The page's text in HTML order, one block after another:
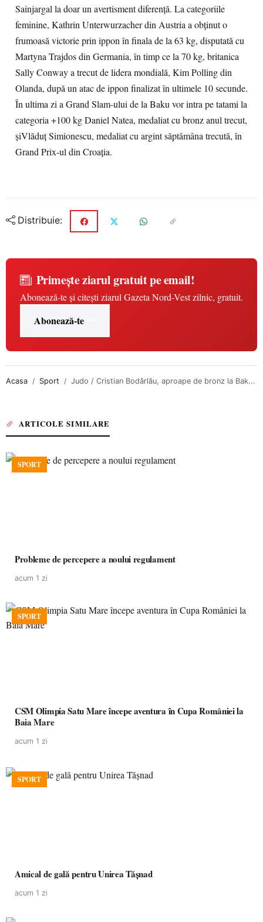
Sainjargal la doar un avertisment diferenţă. La categoriile
feminine, Kathrin Unterwurzacher din Austria a obţinut o
frumoasă victorie prin ippon în finala de la 63 kg, disputată cu
Martyna Trajdos din Germania, în timp ce la 70 kg, britanica
Sally Conway a trecut de lidera mondială, Kim Polling din
Olanda, după un atac de ippon finalizat în ultimele 10 secunde.
În ultima zi a Grand Slam-ului de la Baku vor intra pe tatami la
categoria +100 kg Daniel Natea, medaliat cu bronz anul trecut,
şiVlăduţ Simionescu, medaliat cu argint săptămâna trecută, în
Grand Prix-ul din Croaţia.
Distribuie:
Primește ziarul gratuit pe email!
Abonează-te și citești ziarul Gazeta Nord-Vest zilnic, gratuit.
Abonează-te
Acasa Sport Judo / Cristian Bodârlău, aproape de bronz la Bak...
ARTICOLE SIMILARE
SPORT
Probleme de percepere a noului regulament
acum 1 zi
SPORT
CSM Olimpia Satu Mare începe aventura în Cupa României la
Baia Mare
acum 1 zi
SPORT
Amical de gală pentru Unirea Tășnad
acum 1 zi